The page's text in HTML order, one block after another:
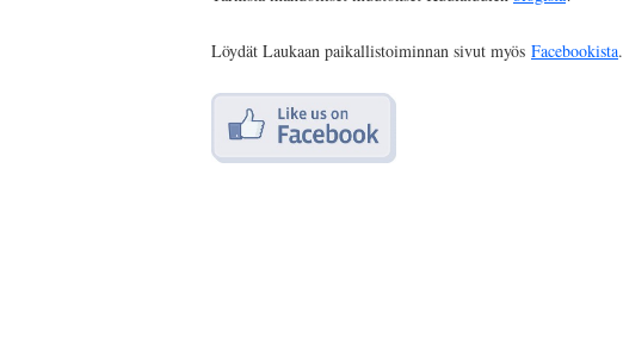
Löydät Laukaan paikallistoiminnan sivut myös Facebookista.